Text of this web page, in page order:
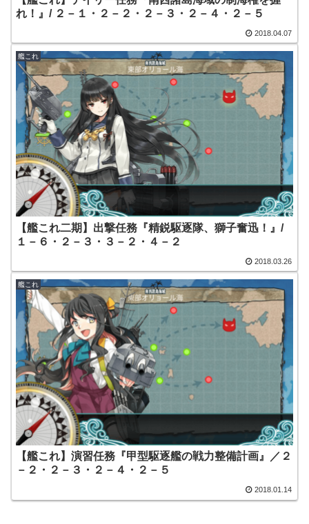
れ！』/ ２－１・２－２・２－３・２－４・２－５
2018.04.07
艦これ
【艦これ二期】出撃任務『精鋭駆逐隊、獅子奮迅！』/
１－６・２－３・３－２・４－２
2018.03.26
艦これ
【艦これ】演習任務『甲型駆逐艦の戦力整備計画』／２
－２・２－３・２－４・２－５
2018.01.14